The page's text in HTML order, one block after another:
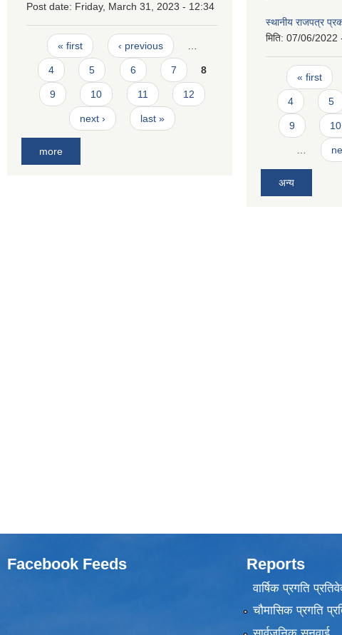
Post date: Friday, March 31, 2023 - 12:34
Pages
« first ‹ previous
4 5 6 7 8
9 10 11 12
next › last »
more
स्थानीय राजपत्र
मिति: 07/06/2022
Pages
« first
4 5
9 10
अन्य
Facebook Feeds Reports
वार्षिक प्रगति
चौमासिक प्रगति